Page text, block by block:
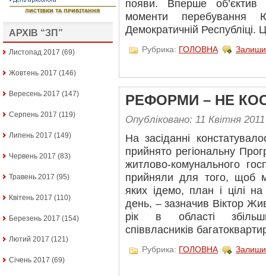
АРХІВ “ЗП”
Листопад 2017 (69)
Жовтень 2017 (146)
Вересень 2017 (147)
Серпень 2017 (119)
Липень 2017 (149)
Червень 2017 (83)
Травень 2017 (95)
Квітень 2017 (110)
Березень 2017 (154)
Лютий 2017 (121)
Січень 2017 (69)
появи. Вперше об’єктив
моменти перебування
Демократичній
Рубрика: ГОЛОВНА
РЕФОРМИ – НЕ
Опубліковано: 11 Квітня 2011
На засіданні
прийнято регіональну
житлово-комунального
прийняли для того, щоб
яких ідемо, план і цілі на
день, – зазначив Віктор
рік в області
співвласників
Рубрика: ГОЛОВНА